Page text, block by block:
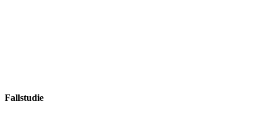
Fallstudie